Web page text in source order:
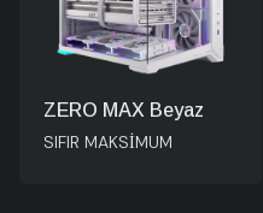
ZERO MAX Beyaz
SIFIR MAKSİMUM